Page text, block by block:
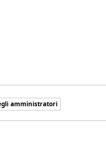
amministratori